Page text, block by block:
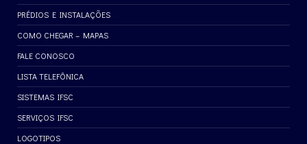
PRÉDIOS E INSTALAÇÕES
COMO CHEGAR – MAPAS
FALE CONOSCO
LISTA TELEFÔNICA
SISTEMAS IFSC
SERVIÇOS IFSC
LOGOTIPOS